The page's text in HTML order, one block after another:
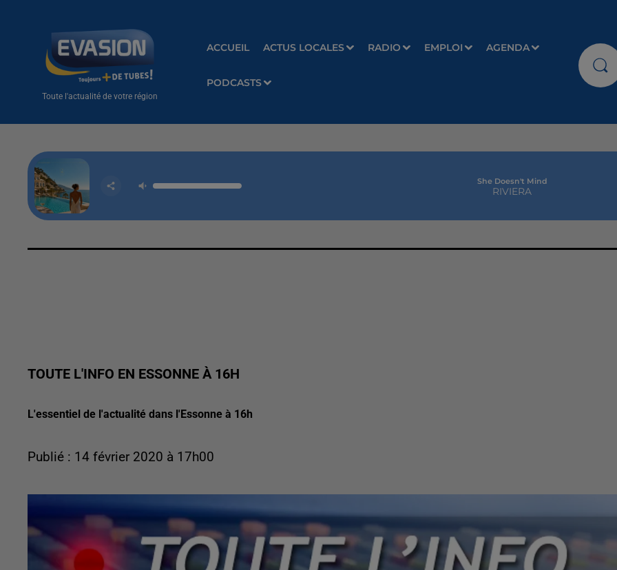
Toute l'actualité de votre région
ACCUEIL ACTUS LOCALES RADIO EMPLOI AGENDA
PODCASTS
She Doesn't Mind
RIVIERA
TOUTE L'INFO EN ESSONNE À 16H
L'essentiel de l'actualité dans l'Essonne à 16h
Publié : 14 février 2020 à 17h00